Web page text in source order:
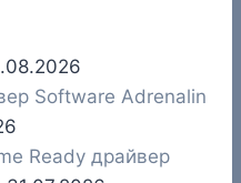
Software Adrenalin
Ready драйвер